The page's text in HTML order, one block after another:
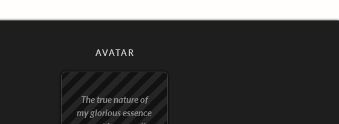
AVATAR
The true nature of
my glorious essence